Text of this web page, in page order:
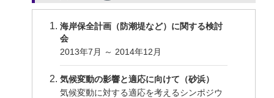
海岸保全計画（防潮堤など）に関する検討
会
2013年7月 ～ 2014年12月
気候変動の影響と適応に向けて（砂浜）
気候変動に対する適応を考えるシンポジウ